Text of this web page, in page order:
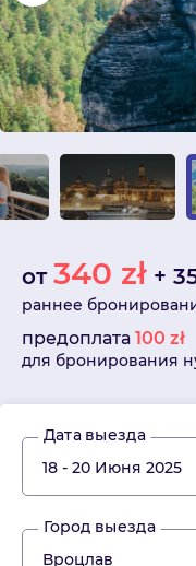
от 340 zł +
раннее
предоплата 100 zł
для бронирования
18 - 20 Июня 2025
Дата выезда
Вроцлав
Город выезда